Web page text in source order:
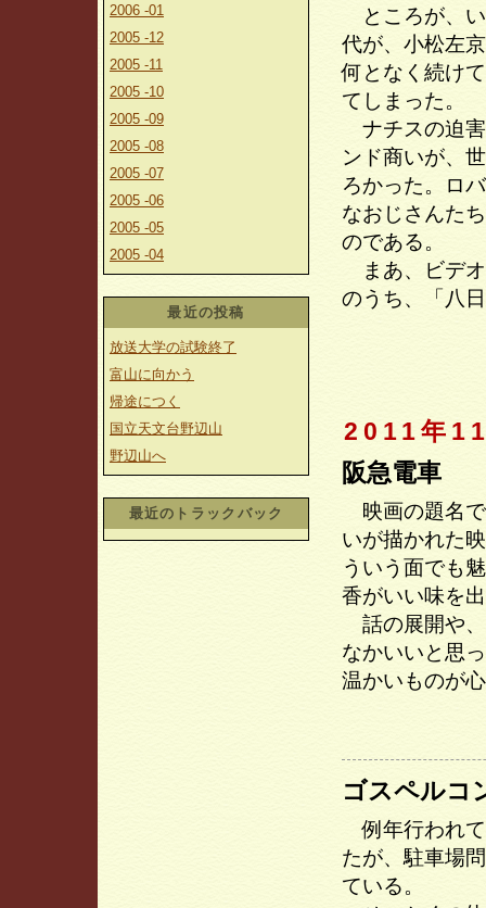
2006 -01
2005 -12
2005 -11
2005 -10
2005 -09
2005 -08
2005 -07
2005 -06
2005 -05
2005 -04
最近の投稿
放送大学の試験終了
富山に向かう
帰途につく
国立天文台野辺山
野辺山へ
最近のトラックバック
ところが、い
代が、小松左
何となく続け
てしまった。
ナチスの迫害
ンド商いが、
ろかった。ロ
なおじさんた
のである。
まあ、ビデオ
のうち、「八
2011年
阪急電車
映画の題名で
いが描かれた
ういう面でも
香がいい味を
話の展開や、
なかいいと思
温かいものが
ゴスペルコ
例年行われて
たが、駐車場
ている。